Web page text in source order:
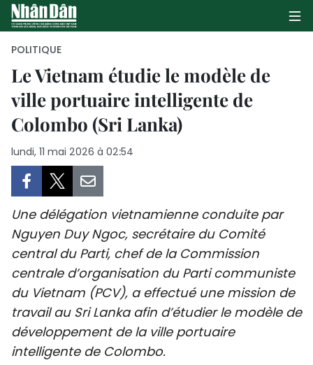
PAGE D'ACCUEIL
POLITIQUE
CULTURE
TOURISME
ENVIRONNEMENT
SPORT
POLITIQUE
Le Vietnam étudie le modèle de
ville portuaire intelligente de
Colombo (Sri Lanka)
lundi, 11 mai 2026 à 02:54
Une délégation vietnamienne conduite par
Nguyen Duy Ngoc, secrétaire du Comité
central du Parti, chef de la Commission
centrale d’organisation du Parti communiste
du Vietnam (PCV), a effectué une mission de
travail au Sri Lanka afin d’étudier le modèle de
développement de la ville portuaire
intelligente de Colombo.